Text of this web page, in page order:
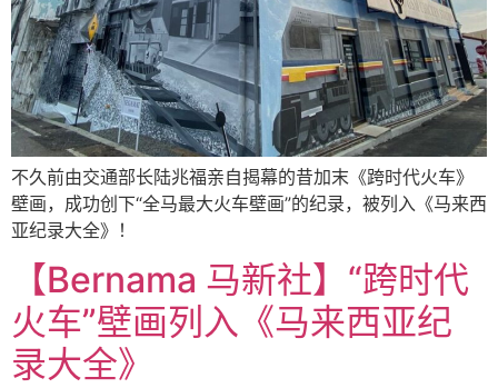
不久前由交通部长陆兆福亲自揭幕的昔加末《跨时代火车》
壁画，成功创下“全马最大火车壁画”的纪录，被列入《马来西
亚纪录大全》！
【Bernama 马新社】“跨时代
火车”壁画列入《马来西亚纪
录大全》